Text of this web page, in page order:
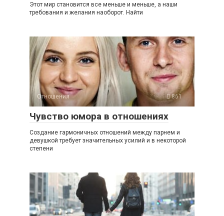
Этот мир становится все меньше и меньше, а наши
требования и желания наоборот. Найти
Отношения 861
Чувство юмора в отношениях
Создание гармоничных отношений между парнем и
девушкой требует значительных усилий и в некоторой
степени